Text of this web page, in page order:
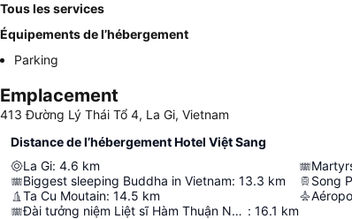
Tous les services
Équipements de l’hébergement
Parking
Emplacement
413 Đường Lý Thái Tổ 4, La Gi, Vietnam
Distance de l’hébergement Hotel Việt Sang
La Gi: 4.6 km
Biggest sleeping Buddha in Vietnam: 13.3 km
Ta Cu Moutain: 14.5 km
Đài tưởng niệm Liệt sĩ Hàm Thuận Nam : 16.1 km
Song